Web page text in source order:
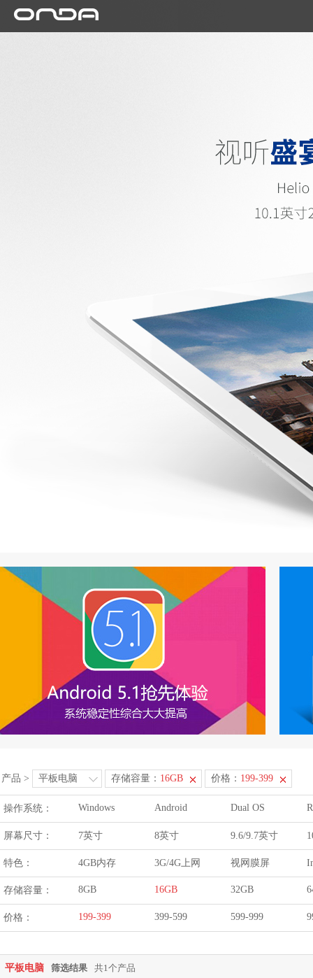
产品 > 平板电脑 存储容量： 16GB 价格： 199-399
操作系统： Windows Android Dual OS
屏幕尺寸： 7英寸 8英寸 9.6/9.7英寸
特色： 4GB内存 3G/4G上网 视网膜屏
存储容量： 8GB 16GB 32GB
价格： 199-399 399-599 599-999
平板电脑 筛选结果 共1个产品